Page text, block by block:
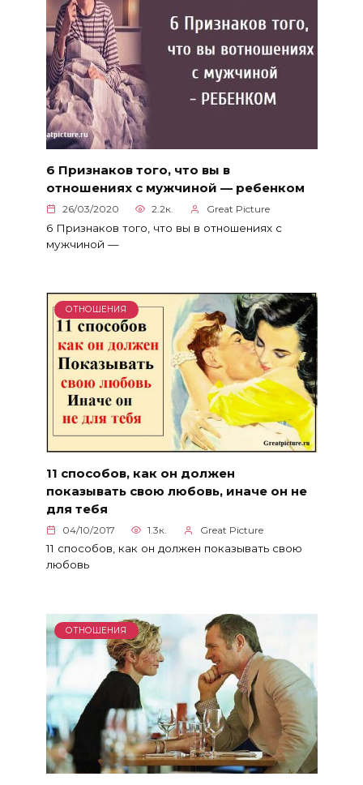
6 Признаков того, что вы в
отношениях с мужчиной — ребенком
26/03/2020 2.2к. Great Picture
6 Признаков того, что вы в отношениях с
мужчиной —
ОТНОШЕНИЯ
11 способов, как он должен
показывать свою любовь, иначе он не
для тебя
04/10/2017 1.3к. Great Picture
11 способов, как он должен показывать свою
любовь
ОТНОШЕНИЯ